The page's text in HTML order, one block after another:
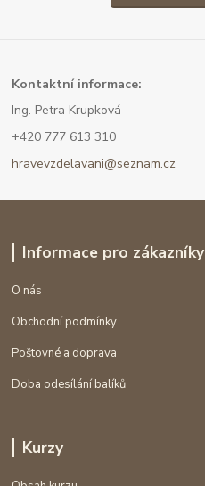
Kontaktní informace:
Ing. Petra Krupková
+420 777 613 310
hravevzdelavani@seznam.cz
Informace pro zákazníky
O nás
Obchodní podmínky
Poštovné a doprava
Doba odesílání balíků
Kurzy